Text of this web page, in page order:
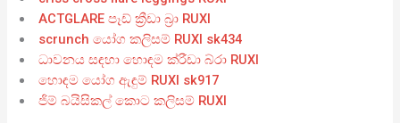
ACTGLARE පෑඩ් ක්‍රීඩා බ්‍රා RUXI
scrunch යෝග කලිසම් RUXI sk434
ධාවනය සඳහා හොඳම ක්රීඩා බ්රා RUXI
හොඳම යෝග ඇඳුම් RUXI sk917
ජිම් බයිසිකල් කොට කලිසම් RUXI